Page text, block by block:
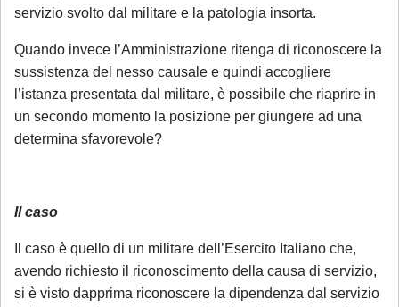
servizio svolto dal militare e la patologia insorta.
Quando invece l’Amministrazione ritenga di riconoscere la
sussistenza del nesso causale e quindi accogliere
l’istanza presentata dal militare, è possibile che riaprire in
un secondo momento la posizione per giungere ad una
determina sfavorevole?
Il caso
Il caso è quello di un militare dell’Esercito Italiano che,
avendo richiesto il riconoscimento della causa di servizio,
si è visto dapprima riconoscere la dipendenza dal servizio